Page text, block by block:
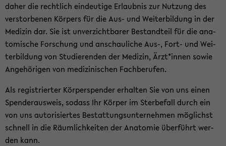
daher die recht­lich ein­deu­ti­ge Er­laub­nis zur Nut­zung des
ver­stor­be­nen Kör­pers für die Aus- und Wei­ter­bil­dung in der
Me­di­zin dar. Sie ist un­ver­zicht­ba­rer Be­stand­teil für die ana­
to­mi­sche For­schung und an­schau­li­che Aus-, Fort- und Wei­
ter­bil­dung von Stu­die­ren­den der Me­di­zin, Ärzt*innen sowie
An­ge­hö­ri­gen von me­di­zi­ni­schen Fach­be­ru­fen.
Als re­gis­trier­ter Kör­per­spen­der er­hal­ten Sie von uns einen
Spen­der­aus­weis, so­dass Ihr Kör­per im Ster­be­fall durch ein
von uns au­to­ri­sier­tes Be­stat­tungs­un­ter­neh­men mög­lichst
schnell in die Räum­lich­kei­ten der Ana­to­mie über­führt wer­
den kann.